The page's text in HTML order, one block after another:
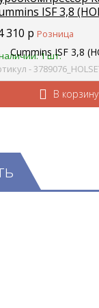
ISF 3,8
3786629/
310 р Розница
1 шт.
-
В корзину